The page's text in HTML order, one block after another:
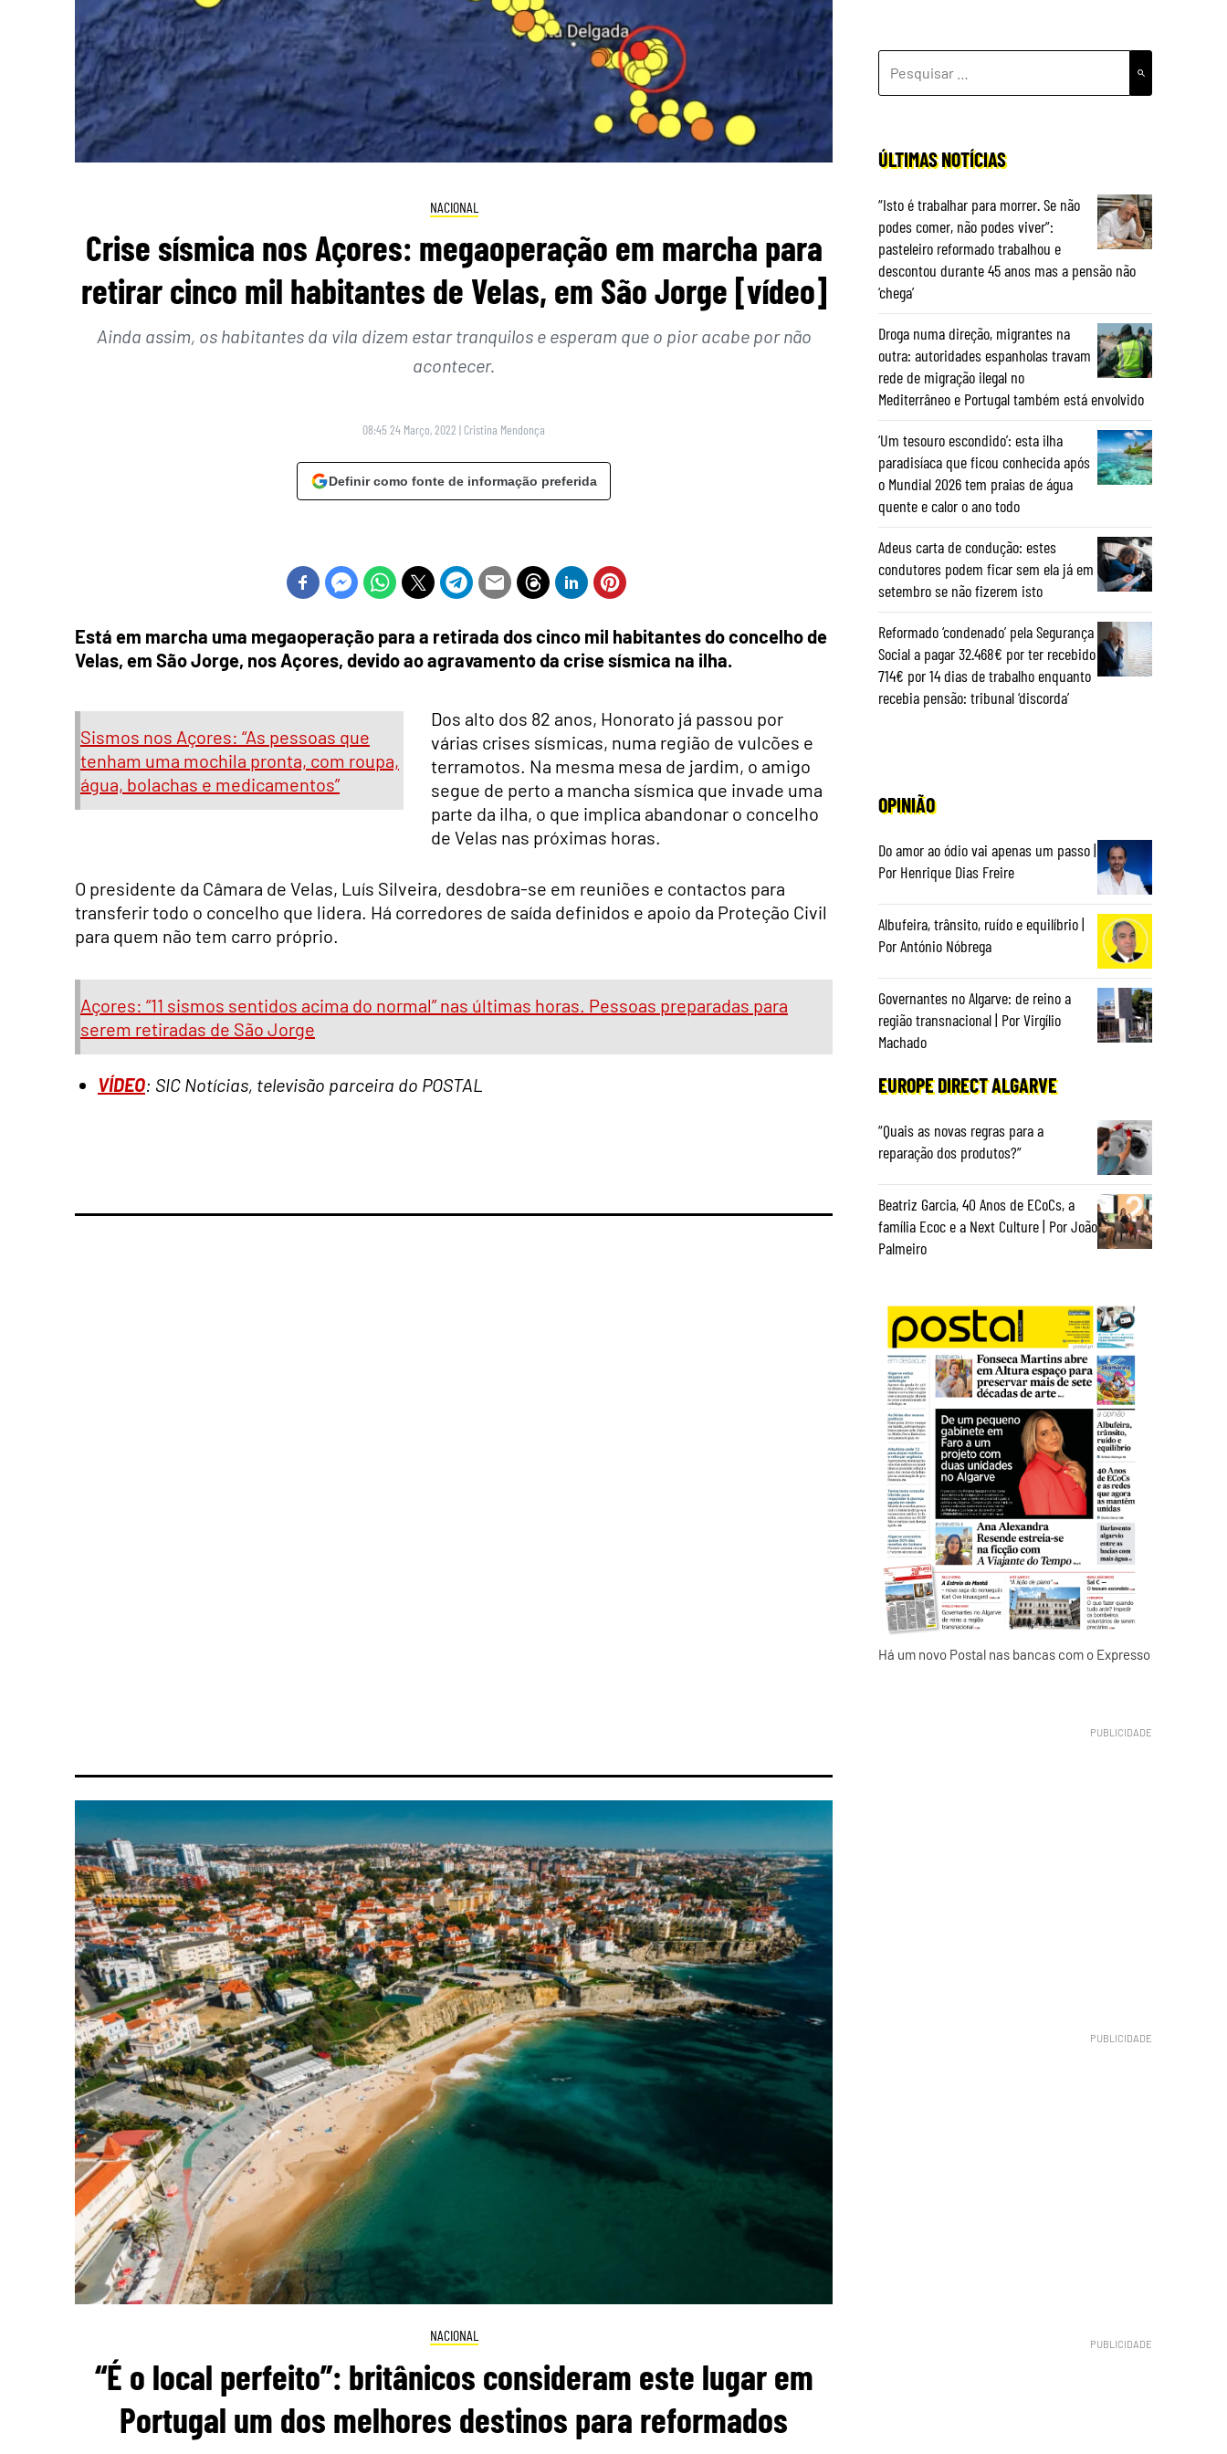
NACIONAL
Crise sísmica nos Açores: megaoperação em marcha para
retirar cinco mil habitantes de Velas, em São Jorge [vídeo]
Ainda assim, os habitantes da vila dizem estar tranquilos e esperam que o pior acabe por não
acontecer.
08:45 24 Março, 2022 | Cristina Mendonça
Definir como fonte de informação preferida
Está em marcha uma megaoperação para a retirada dos cinco mil habitantes do concelho de
Velas, em São Jorge, nos Açores, devido ao agravamento da crise sísmica na ilha.
Sismos nos Açores: “As pessoas que
tenham uma mochila pronta, com roupa,
água, bolachas e medicamentos”
Dos alto dos 82 anos, Honorato já passou por
várias crises sísmicas, numa região de vulcões e
terramotos. Na mesma mesa de jardim, o amigo
segue de perto a mancha sísmica que invade uma
parte da ilha, o que implica abandonar o concelho
de Velas nas próximas horas.
O presidente da Câmara de Velas, Luís Silveira, desdobra-se em reuniões e contactos para
transferir todo o concelho que lidera. Há corredores de saída definidos e apoio da Proteção Civil
para quem não tem carro próprio.
Açores: “11 sismos sentidos acima do normal” nas últimas horas. Pessoas preparadas para
serem retiradas de São Jorge
VÍDEO: SIC Notícias, televisão parceira do POSTAL
NACIONAL
“É o local perfeito”: britânicos consideram este lugar em
Portugal um dos melhores destinos para reformados
POR:
ÚLTIMAS NOTÍCIAS
“Isto é trabalhar para morrer. Se não
podes comer, não podes viver”:
pasteleiro reformado trabalhou e
descontou durante 45 anos mas a pensão não
‘chega’
Droga numa direção, migrantes na
outra: autoridades espanholas travam
rede de migração ilegal no
Mediterrâneo e Portugal também está envolvido
‘Um tesouro escondido’: esta ilha
paradisíaca que ficou conhecida após
o Mundial 2026 tem praias de água
quente e calor o ano todo
Adeus carta de condução: estes
condutores podem ficar sem ela já em
setembro se não fizerem isto
Reformado ‘condenado’ pela Segurança
Social a pagar 32.468€ por ter recebido
714€ por 14 dias de trabalho enquanto
recebia pensão: tribunal ‘discorda’
OPINIÃO
Do amor ao ódio vai apenas um passo |
Por Henrique Dias Freire
Albufeira, trânsito, ruído e equilíbrio |
Por António Nóbrega
Governantes no Algarve: de reino a
região transnacional | Por Virgílio
Machado
EUROPE DIRECT ALGARVE
“Quais as novas regras para a
reparação dos produtos?”
Beatriz Garcia, 40 Anos de ECoCs, a
família Ecoc e a Next Culture | Por João
Palmeiro
Há um novo Postal nas bancas com o Expresso